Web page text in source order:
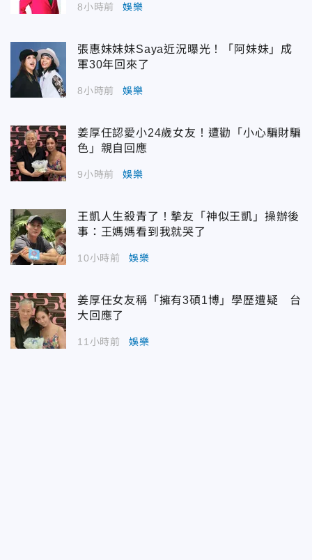
8小時前 娛樂
張惠妹妹妹Saya近況曝光！「阿妹妹」成
軍30年回來了
8小時前 娛樂
姜厚任認愛小24歲女友！遭勸「小心騙財騙
色」親自回應
9小時前 娛樂
王凱人生殺青了！摯友「神似王凱」操辦後
事：王媽媽看到我就哭了
10小時前 娛樂
姜厚任女友稱「擁有3碩1博」學歷遭疑 台
大回應了
11小時前 娛樂